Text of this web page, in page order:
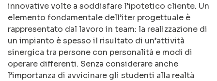
innovative volte a soddisfare l’ipotetico cliente. Un
elemento fondamentale dell’iter progettuale è
rappresentato dal lavoro in team: la realizzazione di
un impianto è spesso il risultato di un’attività
sinergica tra persone con personalità e modi di
operare differenti. Senza considerare anche
l’importanza di avvicinare gli studenti alla realtà